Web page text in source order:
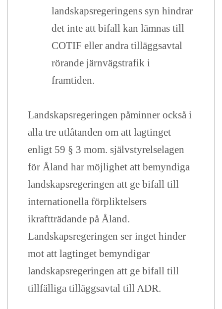
landskapsregeringens syn hindrar
det inte att bifall kan lämnas till
COTIF eller andra tilläggsavtal
rörande järnvägstrafik i
framtiden.
Landskapsregeringen påminner också i
alla tre utlåtanden om att lagtinget
enligt 59 § 3 mom. självstyrelselagen
för Åland har möjlighet att bemyndiga
landskapsregeringen att ge bifall till
internationella förpliktelsers
ikraftträdande på Åland.
Landskapsregeringen ser inget hinder
mot att lagtinget bemyndigar
landskapsregeringen att ge bifall till
tillfälliga tilläggsavtal till ADR.